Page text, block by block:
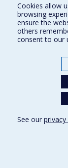
Cookies allow
browsing
ensure the
others
consent to our
See our